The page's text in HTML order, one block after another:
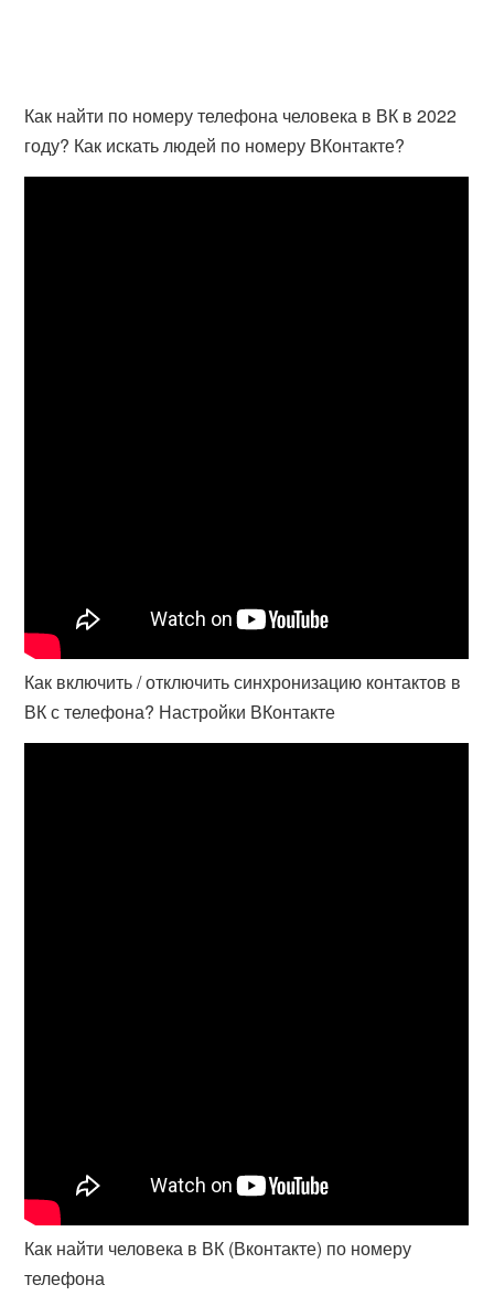
Как найти по номеру телефона человека в ВК в 2022
году? Как искать людей по номеру ВКонтакте?
Как включить / отключить синхронизацию контактов в
ВК с телефона? Настройки ВКонтакте
Как найти человека в ВК (Вконтакте) по номеру
телефона